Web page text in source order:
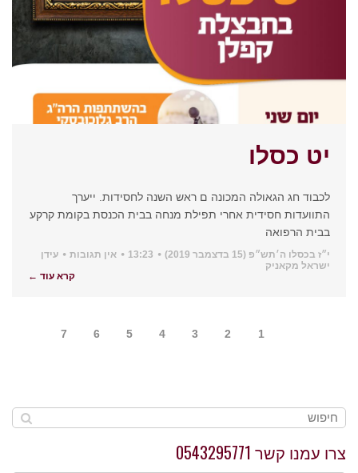
יט כסלו
לכבוד חג הגאולה המכונה ם ראש השנה לחסידות. ייערך
התוועדות חסידית אחרי תפילת מנחה בבית הכנסת בקומת קרקע
בבית הרפואה
י״ז בכסלו ה׳תש״פ (15 בדצמבר 2019) 13:23 אין תגובות
עידן
ישראל מקאניק
קרא עוד ←
1
2
3
4
5
6
7
צרו עמנו קשר 0543295771